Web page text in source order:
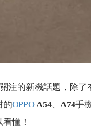
注的新機話題，除了
的OPPO A54、 A74手
懂！